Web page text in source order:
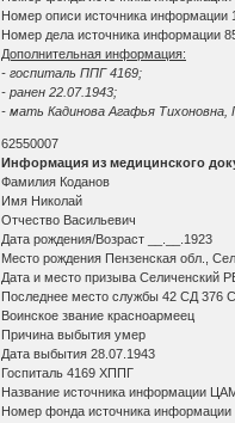
Номер описи источника информации
Номер дела источника информации
Дополнительная информация:
- госпиталь ППГ 4169;
- ранен 22.07.1943;
- мать Кадинова Агафья Тихоновна,
62550007
Информация из медицинского
Фамилия Коданов
Имя Николай
Отчество Васильевич
Дата рождения/Возраст __.__.1923
Место рождения Пензенская обл.,
Дата и место призыва Селиченский
Последнее место службы 42 СД 376
Воинское звание красноармеец
Причина выбытия умер
Дата выбытия 28.07.1943
Госпиталь 4169 ХППГ
Название источника информации
Номер фонда источника информации